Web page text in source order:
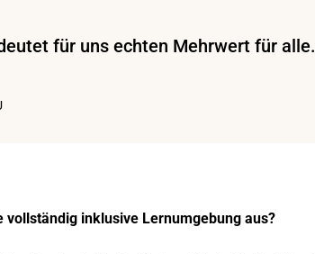
für uns echten Mehrwert für alle.
vollständig inklusive Lernumgebung aus?